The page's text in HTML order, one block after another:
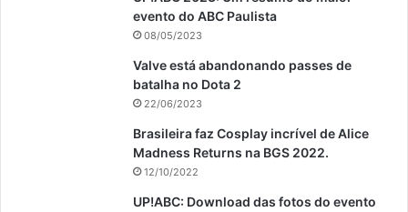
evento do ABC Paulista
08/05/2023
Valve está abandonando passes de
batalha no Dota 2
22/06/2023
Brasileira faz Cosplay incrível de Alice
Madness Returns na BGS 2022.
12/10/2022
UP!ABC: Download das fotos do evento